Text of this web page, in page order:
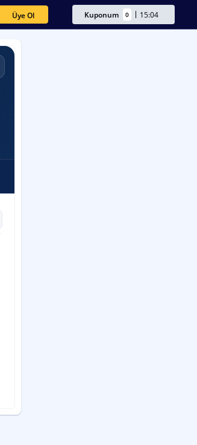
Üye Ol Kuponum 0 15:04